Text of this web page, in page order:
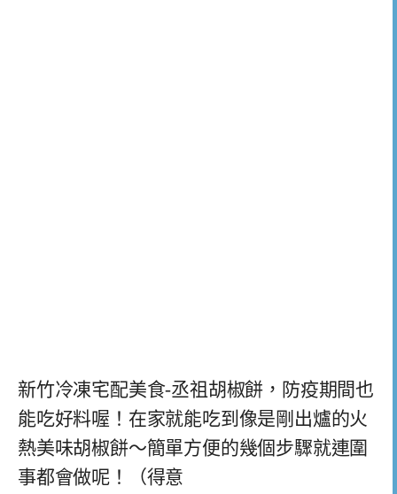
新竹冷凍宅配美食-丞祖胡椒餅，防疫期間也
能吃好料喔！在家就能吃到像是剛出爐的火
熱美味胡椒餅～簡單方便的幾個步驟就連圍
事都會做呢！（得意